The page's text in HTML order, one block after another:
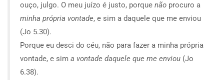
ouço, julgo. O meu juízo é justo, porque não procuro a
minha própria vontade, e sim a daquele que me enviou
(Jo 5.30).
Porque eu desci do céu, não para fazer a minha própria
vontade, e sim a vontade daquele que me enviou (Jo
6.38).